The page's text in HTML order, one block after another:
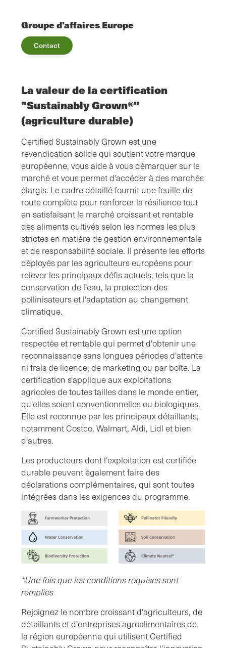
Groupe d'affaires Europe
Contact
La valeur de la certification
"Sustainably Grown®"
(agriculture durable)
Certified Sustainably Grown est une
revendication solide qui soutient votre marque
européenne, vous aide à vous démarquer sur le
marché et vous permet d'accéder à des marchés
élargis. Le cadre détaillé fournit une feuille de
route complète pour renforcer la résilience tout
en satisfaisant le marché croissant et rentable
des aliments cultivés selon les normes les plus
strictes en matière de gestion environnementale
et de responsabilité sociale. Il présente les efforts
déployés par les agriculteurs européens pour
relever les principaux défis actuels, tels que la
conservation de l'eau, la protection des
pollinisateurs et l'adaptation au changement
climatique.
Certified Sustainably Grown est une option
respectée et rentable qui permet d'obtenir une
reconnaissance sans longues périodes d'attente
ni frais de licence, de marketing ou par boîte. La
certification s'applique aux exploitations
agricoles de toutes tailles dans le monde entier,
qu'elles soient conventionnelles ou biologiques.
Elle est reconnue par les principaux détaillants,
notamment Costco, Walmart, Aldi, Lidl et bien
d'autres.
Les producteurs dont l'exploitation est certifiée
durable peuvent également faire des
déclarations complémentaires, qui sont toutes
intégrées dans les exigences du programme.
*Une fois que les conditions requises sont
remplies
Rejoignez le nombre croissant d'agriculteurs, de
détaillants et d'entreprises agroalimentaires de
la région européenne qui utilisent Certified